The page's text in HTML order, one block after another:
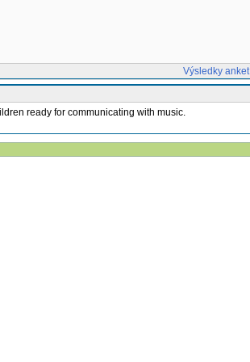
Výsledky anket
ready for communicating with music.